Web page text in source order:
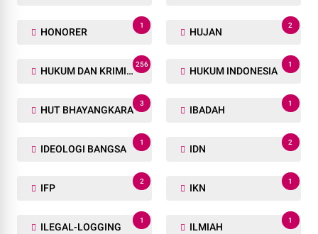
HONORER
1
HUJAN
2
HUKUM DAN KRIMINAL
256
HUKUM INDONESIA
1
HUT BHAYANGKARA
3
IBADAH
1
IDEOLOGI BANGSA
1
IDN
2
IFP
2
IKN
1
ILEGAL-LOGGING
1
ILMIAH
1